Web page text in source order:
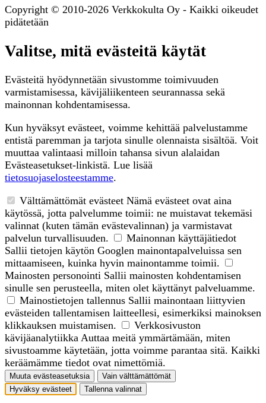
Copyright © 2010-2026 Verkkokulta Oy - Kaikki oikeudet
pidätetään
Valitse, mitä evästeitä käytät
Evästeitä hyödynnetään sivustomme toimivuuden
varmistamisessa, kävijäliikenteen seurannassa sekä
mainonnan kohdentamisessa.
Kun hyväksyt evästeet, voimme kehittää palvelustamme
entistä paremman ja tarjota sinulle olennaista sisältöä. Voit
muuttaa valintaasi milloin tahansa sivun alalaidan
Evästeasetukset-linkistä. Lue lisää
tietosuojaselosteestamme.
Välttämättömät evästeet Nämä evästeet ovat aina
käytössä, jotta palvelumme toimii: ne muistavat tekemäsi
valinnat (kuten tämän evästevalinnan) ja varmistavat
palvelun turvallisuuden.
Mainonnan käyttäjätiedot
Sallii tietojen käytön Googlen mainontapalveluissa sen
mittaamiseen, kuinka hyvin mainontamme toimii.
Mainosten personointi Sallii mainosten kohdentamisen
sinulle sen perusteella, miten olet käyttänyt palveluamme.
Mainostietojen tallennus Sallii mainontaan liittyvien
evästeiden tallentamisen laitteellesi, esimerkiksi mainoksen
klikkauksen muistamisen.
Verkkosivuston
kävijäanalytiikka Auttaa meitä ymmärtämään, miten
sivustoamme käytetään, jotta voimme parantaa sitä. Kaikki
keräämämme tiedot ovat nimettömiä.
Muuta evästeasetuksia
Vain välttämättömät
Hyväksy evästeet
Tallenna valinnat